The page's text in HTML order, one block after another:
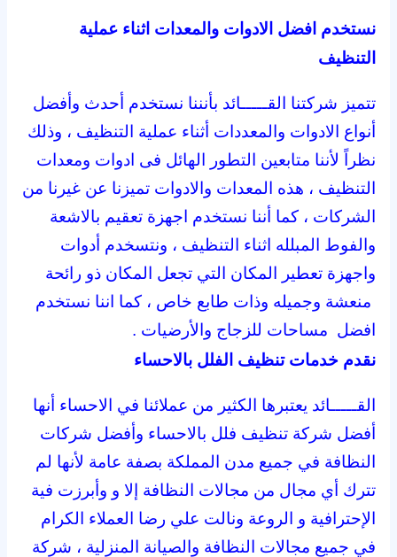
نستخدم افضل الادوات والمعدات اثناء عملية
التنظيف
تتميز شركتنا القـــــائد بأنننا نستخدم أحدث وأفضل
أنواع الادوات والمعددات أثناء عملية التنظيف ، وذلك
نظراً لأننا متابعين التطور الهائل فى ادوات ومعدات
التنظيف ، هذه المعدات والادوات تميزنا عن غيرنا من
الشركات ، كما أننا نستخدم اجهزة تعقيم بالاشعة
والفوط المبلله اثناء التنظيف ، ونتسخدم أدوات
واجهزة تعطير المكان التي تجعل المكان ذو رائحة
منعشة وجميله وذات طابع خاص ، كما اننا نستخدم
افضل مساحات للزجاج والأرضيات .
نقدم خدمات تنظيف الفلل بالاحساء
القـــــائد يعتبرها الكثير من عملائنا في الاحساء أنها
أفضل شركة تنظيف فلل بالاحساء وأفضل شركات
النظافة في جميع مدن المملكة بصفة عامة لأنها لم
تترك أي مجال من مجالات النظافة إلا و وأبرزت فية
الإحترافية و الروعة ونالت علي رضا العملاء الكرام
في جميع مجالات النظافة والصيانة المنزلية ، شركة